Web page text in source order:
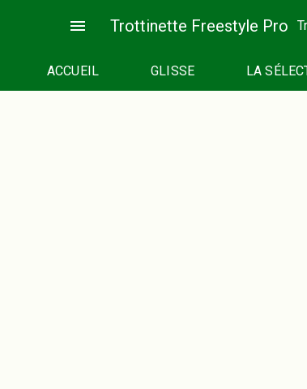
menu Trottinette Freestyle Pro
ACCUEIL GLISSE LA